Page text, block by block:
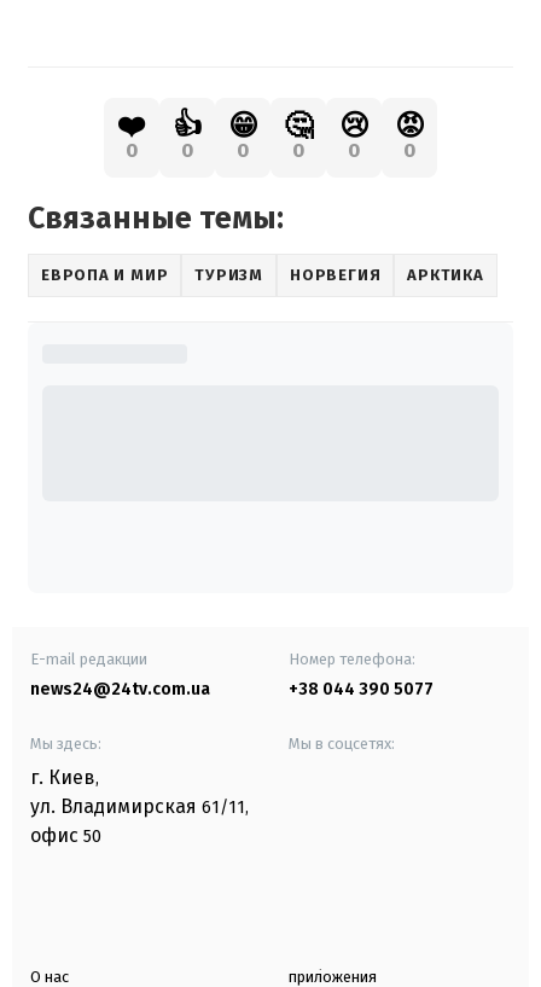
❤️
0
👍
0
😁
0
🤔
0
😢
0
😡
0
Связанные темы:
ЕВРОПА И МИР ТУРИЗМ НОРВЕГИЯ АРКТИКА
E-mail редакции
news24@24tv.com.ua
Номер телефона:
+38 044 390 5077
Мы здесь:
г. Киев,
ул. Владимирская 61/11,
офис 50
Мы в соцсетях:
О нас приложения